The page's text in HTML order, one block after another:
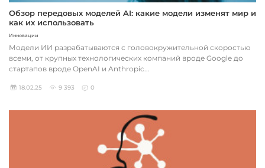
Обзор передовых моделей AI: какие модели изменят мир и
как их использовать
Инновации
Модели ИИ разрабатываются с головокружительной скоростью
всеми, от крупных технологических компаний вроде Google до
стартапов вроде OpenAI и Anthropic...
18.02.25 9 393 0